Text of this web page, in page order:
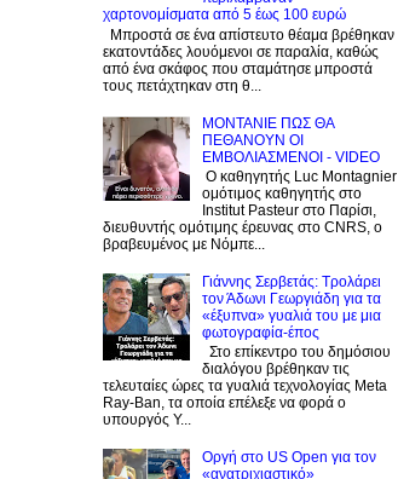
χαρτονομίσματα από 5 έως 100 ευρώ
Μπροστά σε ένα απίστευτο θέαμα βρέθηκαν
εκατοντάδες λουόμενοι σε παραλία, καθώς
από ένα σκάφος που σταμάτησε μπροστά
τους πετάχτηκαν στη θ...
ΜΟΝΤΑΝΙΕ ΠΩΣ ΘΑ
ΠΕΘΑΝΟΥΝ ΟΙ
ΕΜΒΟΛΙΑΣΜΕΝΟΙ - VIDEO
Ο καθηγητής Luc Montagnier
ομότιμος καθηγητής στο
Institut Pasteur στο Παρίσι,
διευθυντής ομότιμης έρευνας στο CNRS, o
βραβευμένος με Νόμπε...
Γιάννης Σερβετάς: Τρολάρει
τον Άδωνι Γεωργιάδη για τα
«έξυπνα» γυαλιά του με μια
φωτογραφία-έπος
Στο επίκεντρο του δημόσιου
διαλόγου βρέθηκαν τις
τελευταίες ώρες τα γυαλιά τεχνολογίας Meta
Ray-Ban, τα οποία επέλεξε να φορά ο
υπουργός Υ...
Οργή στο US Open για τον
«ανατριχιαστικό»